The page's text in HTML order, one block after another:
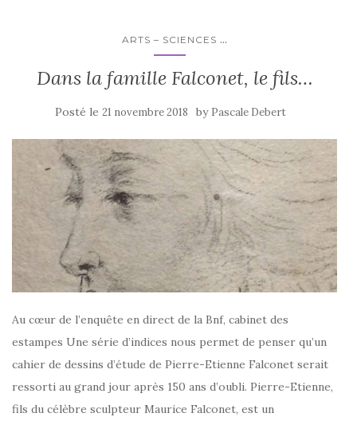
ARTS – SCIENCES ...
Dans la famille Falconet, le fils…
Posté le 21 novembre 2018 by Pascale Debert
Au cœur de l’enquête en direct de la Bnf, cabinet des
estampes Une série d’indices nous permet de penser qu’un
cahier de dessins d’étude de Pierre-Etienne Falconet serait
ressorti au grand jour après 150 ans d’oubli. Pierre-Etienne,
fils du célèbre sculpteur Maurice Falconet, est un